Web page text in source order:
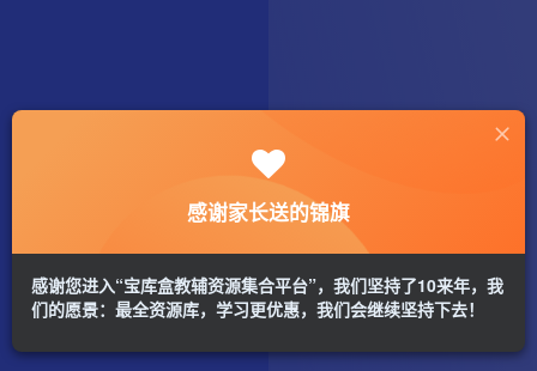
感谢家长送的锦旗
感谢您进入“宝库盒教辅资源集合平台”，我们坚持了10来年，我
们的愿景：最全资源库，学习更优惠，我们会继续坚持下去！